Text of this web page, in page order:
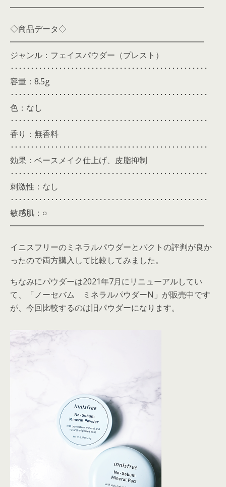
━━━━━━━━━━━━━━━━━━━━━━━━
◇商品データ◇
━━━━━━━━━━━━━━━━━━━━━━━━
ジャンル：フェイスパウダー（プレスト）
･････････････････････････････････････････････････
容量：8.5g
･････････････････････････････････････････････････
色：なし
･････････････････････････････････････････････････
香り：無香料
･････････････････････････････････････････････････
効果：ベースメイク仕上げ、皮脂抑制
･････････････････････････････････････････････････
刺激性：なし
･････････････････････････････････････････････････
敏感肌：○
━━━━━━━━━━━━━━━━━━━━━━━━
イニスフリーのミネラルパウダーとパクトの評判が良か
ったので両方購入して比較してみました。
ちなみにパウダーは2021年7月にリニューアルしてい
て、「ノーセバム ミネラルパウダーN」が販売中です
が、今回比較するのは旧パウダーになります。